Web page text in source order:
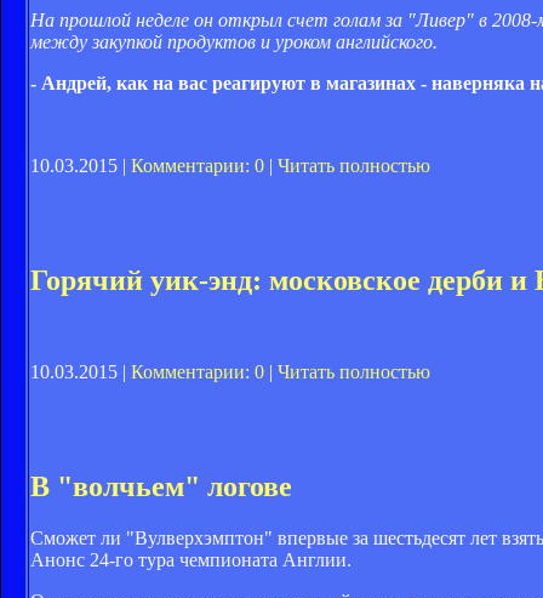
На прошлой неделе он открыл счет голам за "Ливер" в
между закупкой продуктов и уроком английского.
- Андрей, как на вас реагируют в магазинах -
10.03.2015 | Комментарии: 0 | Читать полностью
Горячий уик-энд: московское дерби
10.03.2015 | Комментарии: 0 | Читать полностью
В "волчьем" логове
Сможет ли "Вулверхэмптон" впервые за шестьдесят лет
Анонс 24-го тура чемпионата Англии.